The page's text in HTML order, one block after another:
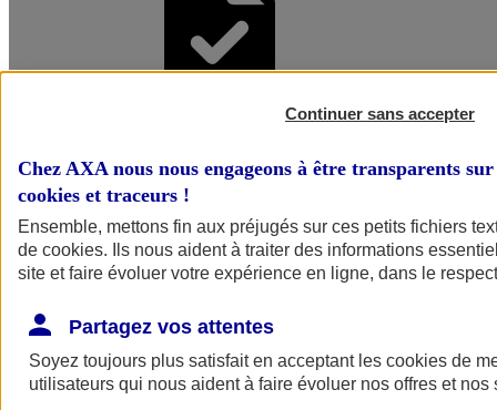
Conseiller
Demander
un devis
Continuer sans accepter
Chez AXA nous nous engageons à être transparents
cookies et traceurs !
Ensemble, mettons fin aux préjugés sur ces petits fichiers
de cookies. Ils nous aident à traiter des informations
site et faire évoluer votre expérience en ligne, dans le
Partagez vos attentes
Soyez toujours plus satisfait en acceptant les cookies de
utilisateurs qui nous aident à faire évoluer nos offres et nos